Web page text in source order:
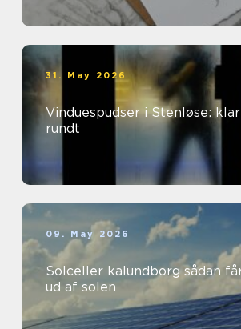
31. May 2026
Vinduespudser i Stenløse:
rundt
09. May 2026
Solceller kalundborg sådan får du mest
ud af solen